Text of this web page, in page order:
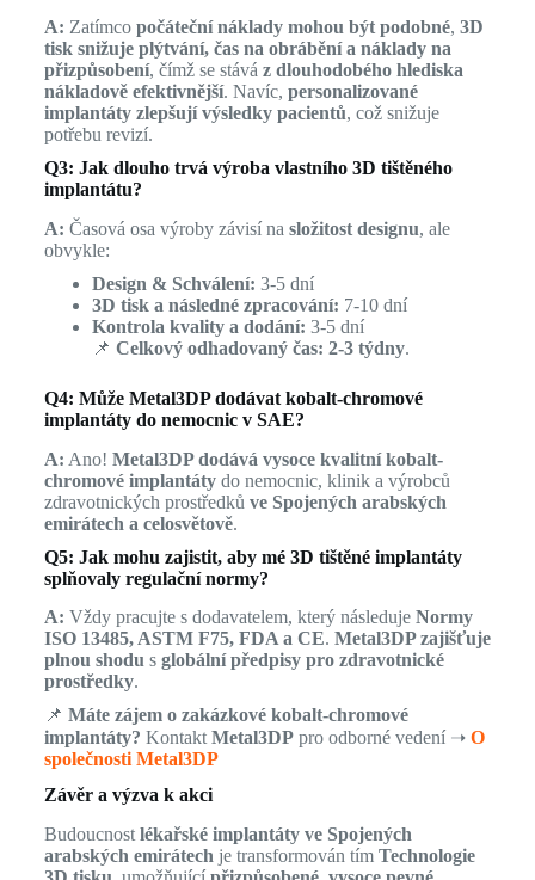
A: Zatímco počáteční náklady mohou být podobné, 3D
tisk snižuje plýtvání, čas na obrábění a náklady na
přizpůsobení, čímž se stává z dlouhodobého hlediska
nákladově efektivnější. Navíc, personalizované
implantáty zlepšují výsledky pacientů, což snižuje
potřebu revizí.
Q3: Jak dlouho trvá výroba vlastního 3D tištěného
implantátu?
A: Časová osa výroby závisí na složitost designu, ale
obvykle:
Design & Schválení: 3-5 dní
3D tisk a následné zpracování: 7-10 dní
Kontrola kvality a dodání: 3-5 dní
📌 Celkový odhadovaný čas: 2-3 týdny.
Q4: Může Metal3DP dodávat kobalt-chromové
implantáty do nemocnic v SAE?
A: Ano! Metal3DP dodává vysoce kvalitní kobalt-
chromové implantátydo nemocnic, klinik a výrobců
zdravotnických prostředků ve Spojených arabských
emirátech a celosvětově.
Q5: Jak mohu zajistit, aby mé 3D tištěné implantáty
splňovaly regulační normy?
A: Vždy pracujte s dodavatelem, který následuje Normy
ISO 13485, ASTM F75, FDA a CE. Metal3DP zajišťuje
plnou shodus globální předpisy pro zdravotnické
prostředky.
📌 Máte zájem o zakázkové kobalt-chromové
implantáty? KontaktMetal3DPpro odborné vedení ➝ O
společnosti Metal3DP
Závěr a výzva k akci
Budoucnost lékařské implantáty ve Spojených
arabských emirátech je transformován tím Technologie